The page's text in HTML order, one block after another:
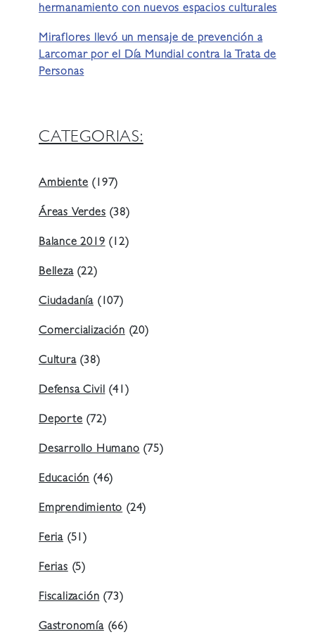
hermanamiento con nuevos espacios culturales
Miraflores llevó un mensaje de prevención a
Larcomar por el Día Mundial contra la Trata de
Personas
CATEGORIAS:
Ambiente(197)
Áreas Verdes(38)
Balance 2019(12)
Belleza(22)
Ciudadanía (107)
Comercialización(20)
Cultura(38)
Defensa Civil(41)
Deporte(72)
Desarrollo Humano(75)
Educación(46)
Emprendimiento(24)
Feria (51)
Ferias(5)
Fiscalización(73)
Gastronomía(66)